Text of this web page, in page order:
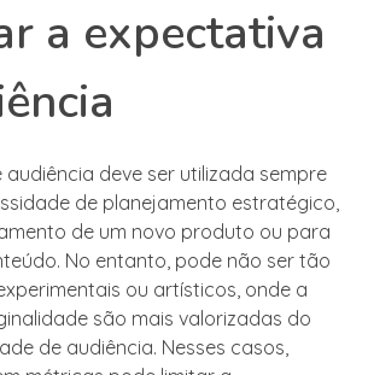
a expectativa
deve ser utilizada sempre
de planejamento estratégico,
de um novo produto ou para
No entanto, pode não ser tão
ou artísticos, onde a
são mais valorizadas do
de audiência. Nesses casos,